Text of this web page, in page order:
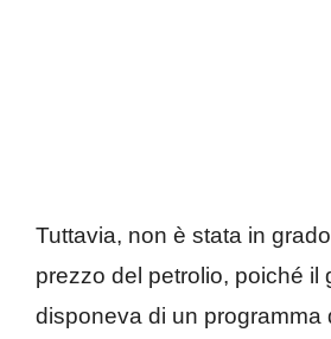
Tuttavia, non è stata in
prezzo del petrolio, poiché il
disponeva di un programma